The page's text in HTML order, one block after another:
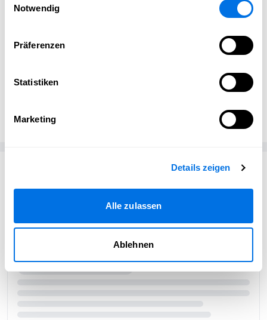
Notwendig
Präferenzen
Statistiken
Marketing
Details zeigen
Alle zulassen
Ablehnen
PDF HERUNTERLADEN